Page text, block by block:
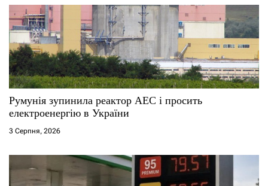
Румунія зупинила реактор АЕС і просить
електроенергію в України
3 Серпня, 2026